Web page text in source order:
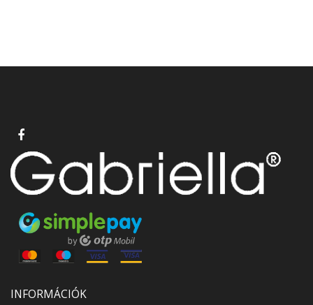
INFORMÁCIÓK